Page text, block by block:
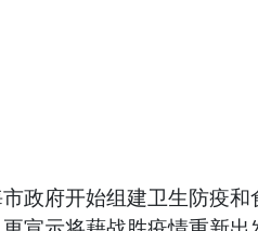
政府开始组建卫生防疫